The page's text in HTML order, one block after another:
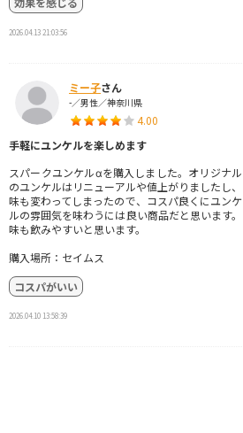
2026.04.13 21:03:56
ミー子さん
-／男性／神奈川県
4.00
手軽にユンケルを楽しめます
スパークユンケルαを購入しました。オリジナル
のユンケルはリニューアルや値上がりましたし、
味も変わってしまったので、コスパ良くにユンケ
ルの雰囲気を味わうには良い商品だと思います。
味も飲みやすいと思います。
購入場所：セイムス
コスパがいい
2026.04.10 13:58:39